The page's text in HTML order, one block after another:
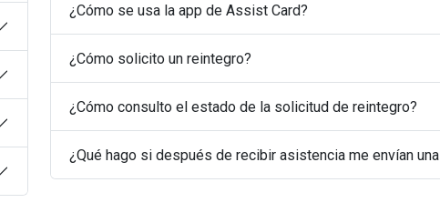
¿Cómo se usa la app de Assist Card?
¿Cómo solicito un reintegro?
¿Cómo consulto el estado de la solicitud de reintegro?
¿Qué hago si después de recibir asistencia me envían